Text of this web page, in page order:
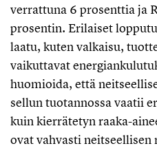
verrattuna 6 prosenttia ja
prosentin. Erilaiset
laatu, kuten valkaisu,
vaikuttavat
huomioida, että
sellun tuotannossa vaatii
kuin kierrätetyn raaka-
ovat vahvasti neitseellisen